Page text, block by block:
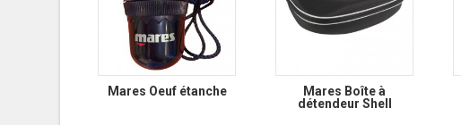
Mares Oeuf étanche
Mares Boîte à
détendeur Shell